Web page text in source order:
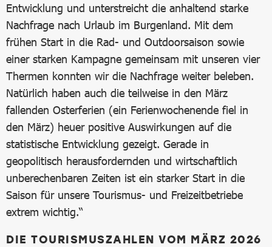
Entwicklung und unterstreicht die anhaltend starke
Nachfrage nach Urlaub im Burgenland. Mit dem
frühen Start in die Rad- und Outdoorsaison sowie
einer starken Kampagne gemeinsam mit unseren vier
Thermen konnten wir die Nachfrage weiter beleben.
Natürlich haben auch die teilweise in den März
fallenden Osterferien (ein Ferienwochenende fiel in
den März) heuer positive Auswirkungen auf die
statistische Entwicklung gezeigt. Gerade in
geopolitisch herausfordernden und wirtschaftlich
unberechenbaren Zeiten ist ein starker Start in die
Saison für unsere Tourismus- und Freizeitbetriebe
extrem wichtig.“
DIE TOURISMUSZAHLEN VOM MÄRZ 2026